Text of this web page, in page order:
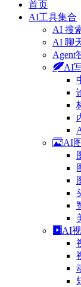
首页
AI工具集合
AI 搜
AI 聊
Agent
AI
AI
AI